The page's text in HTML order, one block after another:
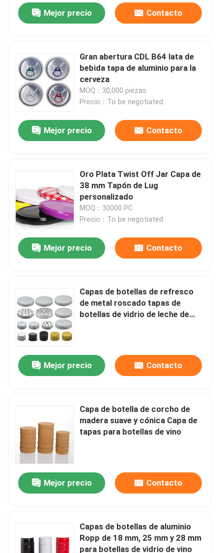
Inicio
Sobre nosotros
Mejor precio Contacto
Gran abertura CDL B64 lata de
bebida tapa de aluminio para la
cerveza
MOQ：30,000 piezas
Precio：To be negotiated
Mejor precio Contacto
Oro Plata Twist Off Jar Capa de
38 mm Tapón de Lug
personalizado
MOQ：30000 PC
Precio：To be negotiated
Mejor precio Contacto
Capas de botellas de refresco
de metal roscado tapas de
botellas de vidrio de leche de
Mejor precio Contacto
Capa de botella de corcho de
madera suave y cónica Capa de
tapas para botellas de vino
Mejor precio Contacto
Capas de botellas de aluminio
Ropp de 18 mm, 25 mm y 28 mm
para botellas de vidrio de vino